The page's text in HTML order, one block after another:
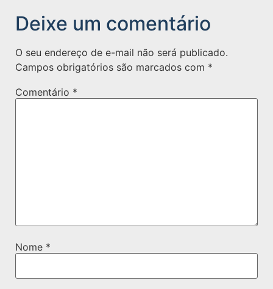
Deixe um comentário
O seu endereço de e-mail não será publicado.
Campos obrigatórios são marcados com *
Comentário *
Nome *